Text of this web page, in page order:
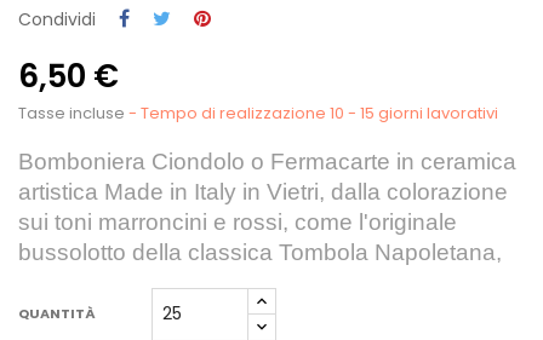
Condividi
6,50 €
Tasse incluse - Tempo di realizzazione 10 - 15 giorni lavorativi
Bomboniera Ciondolo o Fermacarte in ceramica
artistica Made in Italy in Vietri, dalla colorazione
sui toni marroncini e rossi, come l'originale
bussolotto della classica Tombola Napoletana,
QUANTITÀ